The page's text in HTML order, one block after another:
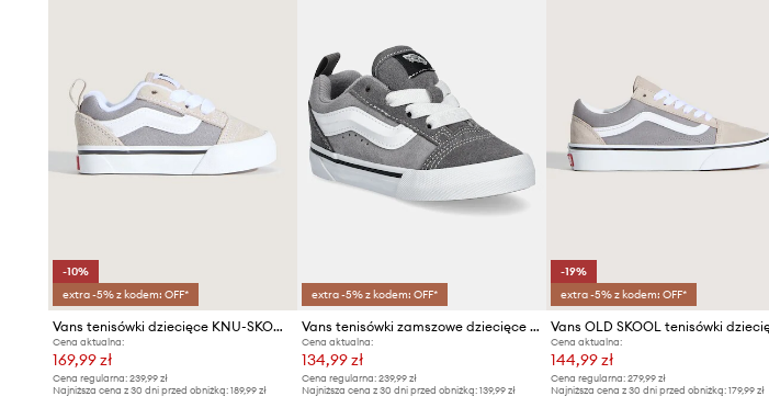
-10%
extra -5% z kodem: OFF*
Vans tenisówki dziecięce KNU-SKOOL
Cena aktualna:
169,99 zł
Cena regularna: 239,99 zł
Najniższa cena z 30 dni przed obniżką: 189,99 zł
extra -5% z kodem: OFF*
Vans tenisówki zamszowe dziecięce Knu Skool
Cena aktualna:
134,99 zł
Cena regularna:239,99 zł
Najniższa cena z 30 dni przed obniżką:139,99 zł
-19%
extra -5% z kodem: OFF*
Cena aktualna:
144,99 zł
Cena regularna: 279,99 zł
Najniższa cena z 30 dni przed obniżką: 179,99 zł